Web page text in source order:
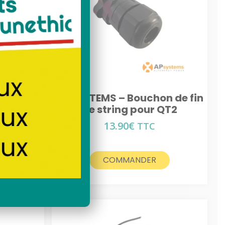
de fin
APSYSTEMS – Bouchon de fin
de string pour QT2
13.90€ TTC
COMMANDER